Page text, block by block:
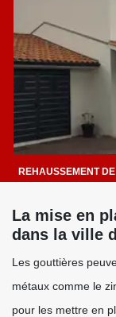
REHAUSSEMENT
La mise en
dans la ville
Les gouttières
métaux comme le
pour les mettre en